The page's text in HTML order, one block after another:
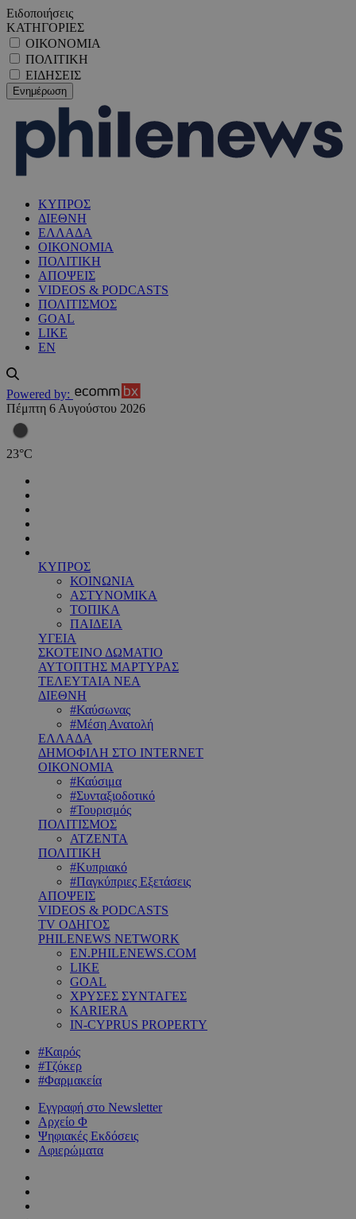
Ειδοποιήσεις
ΚΑΤΗΓΟΡΙΕΣ
ΟΙΚΟΝΟΜΙΑ
ΠΟΛΙΤΙΚΗ
ΕΙΔΗΣΕΙΣ
ΚΥΠΡΟΣ
ΔΙΕΘΝΗ
ΕΛΛΑΔΑ
ΟΙΚΟΝΟΜΙΑ
ΠΟΛΙΤΙΚΗ
ΑΠΟΨΕΙΣ
VIDEOS & PODCASTS
ΠΟΛΙΤΙΣΜΟΣ
GOAL
LIKE
EN
Powered by:
Πέμπτη 6 Αυγούστου 2026
23°C
ΚΥΠΡΟΣ
ΚΟΙΝΩΝΙΑ
ΑΣΤΥΝΟΜΙΚΑ
ΤΟΠΙΚΑ
ΠΑΙΔΕΙΑ
ΥΓΕΙΑ
ΣΚΟΤΕΙΝΟ ΔΩΜΑΤΙΟ
ΑΥΤΟΠΤΗΣ ΜΑΡΤΥΡΑΣ
ΤΕΛΕΥΤΑΙΑ ΝΕΑ
ΔΙΕΘΝΗ
#Καύσωνας
#Μέση Ανατολή
ΕΛΛΑΔΑ
ΔΗΜΟΦΙΛΗ ΣΤΟ INTERNET
ΟΙΚΟΝΟΜΙΑ
#Καύσιμα
#Συνταξιοδοτικό
#Τουρισμός
ΠΟΛΙΤΙΣΜΟΣ
ΑΤΖΕΝΤΑ
ΠΟΛΙΤΙΚΗ
#Κυπριακό
#Παγκύπριες Εξετάσεις
ΑΠΟΨΕΙΣ
VIDEOS & PODCASTS
TV ΟΔΗΓΟΣ
PHILENEWS NETWORK
EN.PHILENEWS.COM
LIKE
GOAL
ΧΡΥΣΕΣ ΣΥΝΤΑΓΕΣ
KARIERA
IN-CYPRUS PROPERTY
#Καιρός
#Τζόκερ
#Φαρμακεία
Εγγραφή στο Newsletter
Αρχείο Φ
Ψηφιακές Εκδόσεις
Αφιερώματα